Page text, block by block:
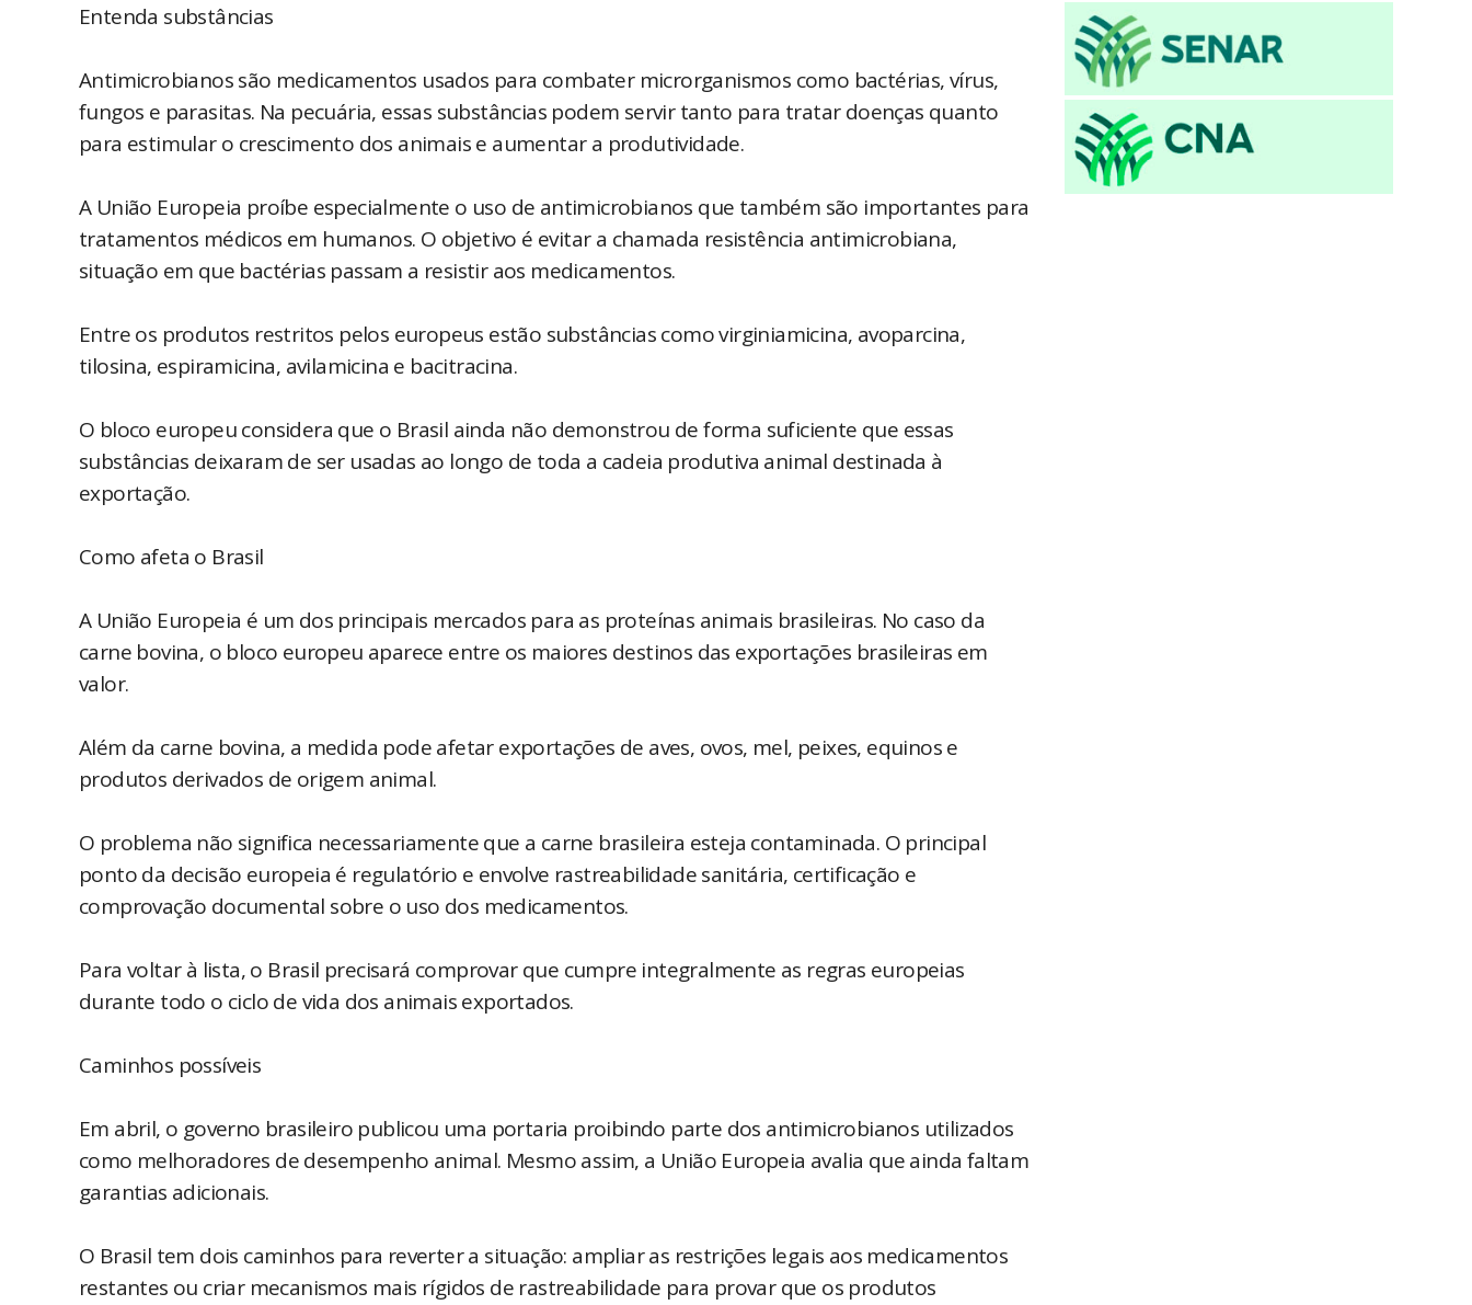
Entenda substâncias
Antimicrobianos são medicamentos usados para combater microrganismos como bactérias, vírus,
fungos e parasitas. Na pecuária, essas substâncias podem servir tanto para tratar doenças quanto
para estimular o crescimento dos animais e aumentar a produtividade.
A União Europeia proíbe especialmente o uso de antimicrobianos que também são importantes para
tratamentos médicos em humanos. O objetivo é evitar a chamada resistência antimicrobiana,
situação em que bactérias passam a resistir aos medicamentos.
Entre os produtos restritos pelos europeus estão substâncias como virginiamicina, avoparcina,
tilosina, espiramicina, avilamicina e bacitracina.
O bloco europeu considera que o Brasil ainda não demonstrou de forma suficiente que essas
substâncias deixaram de ser usadas ao longo de toda a cadeia produtiva animal destinada à
exportação.
Como afeta o Brasil
A União Europeia é um dos principais mercados para as proteínas animais brasileiras. No caso da
carne bovina, o bloco europeu aparece entre os maiores destinos das exportações brasileiras em
valor.
Além da carne bovina, a medida pode afetar exportações de aves, ovos, mel, peixes, equinos e
produtos derivados de origem animal.
O problema não significa necessariamente que a carne brasileira esteja contaminada. O principal
ponto da decisão europeia é regulatório e envolve rastreabilidade sanitária, certificação e
comprovação documental sobre o uso dos medicamentos.
Para voltar à lista, o Brasil precisará comprovar que cumpre integralmente as regras europeias
durante todo o ciclo de vida dos animais exportados.
Caminhos possíveis
Em abril, o governo brasileiro publicou uma portaria proibindo parte dos antimicrobianos utilizados
como melhoradores de desempenho animal. Mesmo assim, a União Europeia avalia que ainda faltam
garantias adicionais.
O Brasil tem dois caminhos para reverter a situação: ampliar as restrições legais aos medicamentos
restantes ou criar mecanismos mais rígidos de rastreabilidade para provar que os produtos